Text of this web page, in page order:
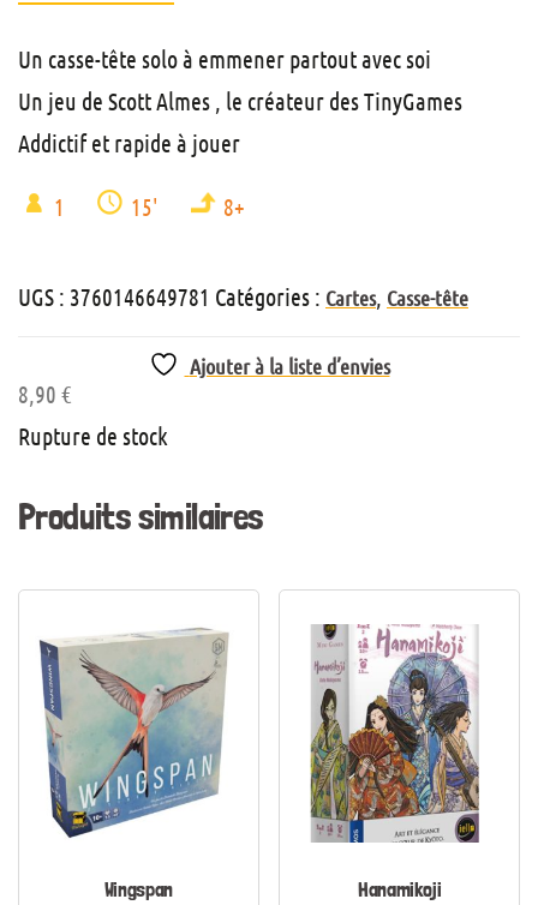
Un casse-tête solo à emmener partout avec soi
Un jeu de Scott Almes , le créateur des TinyGames
Addictif et rapide à jouer
1 15' 8+
UGS : 3760146649781 Catégories : Cartes, Casse-tête
Ajouter à la liste d’envies
8,90 €
Rupture de stock
Produits similaires
Wingspan Hanamikoji